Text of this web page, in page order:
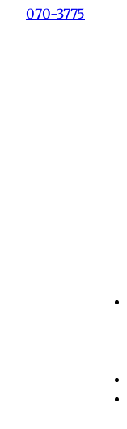
070-3775